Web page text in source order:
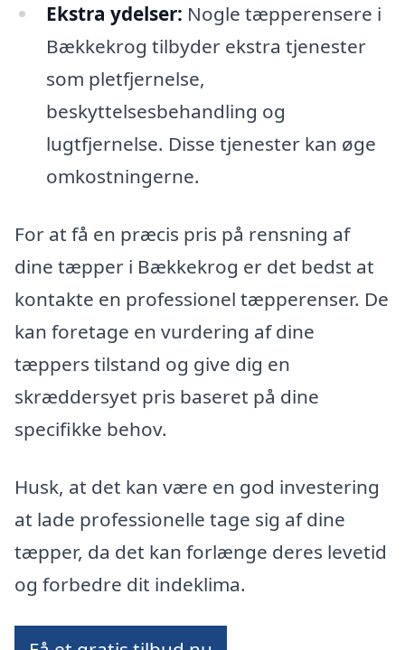
Ekstra ydelser: Nogle tæpperensere i
Bækkekrog tilbyder ekstra tjenester
som pletfjernelse,
beskyttelsesbehandling og
lugtfjernelse. Disse tjenester kan øge
omkostningerne.
For at få en præcis pris på rensning af
dine tæpper i Bækkekrog er det bedst at
kontakte en professionel tæpperenser. De
kan foretage en vurdering af dine
tæppers tilstand og give dig en
skræddersyet pris baseret på dine
specifikke behov.
Husk, at det kan være en god investering
at lade professionelle tage sig af dine
tæpper, da det kan forlænge deres levetid
og forbedre dit indeklima.